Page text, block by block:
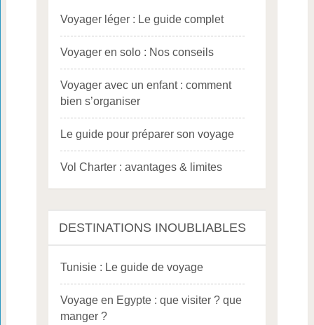
Voyager léger : Le guide complet
Voyager en solo : Nos conseils
Voyager avec un enfant : comment
bien s’organiser
Le guide pour préparer son voyage
Vol Charter : avantages & limites
DESTINATIONS INOUBLIABLES
Tunisie : Le guide de voyage
Voyage en Egypte : que visiter ? que
manger ?